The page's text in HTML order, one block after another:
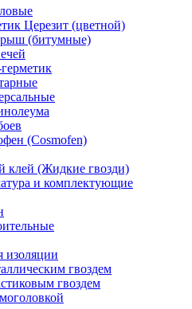
Церезит (цветной)
(битумные)
(Cosmofen)
(Жидкие гвозди)
и комплектующие
изоляции
гвоздем
гвоздем